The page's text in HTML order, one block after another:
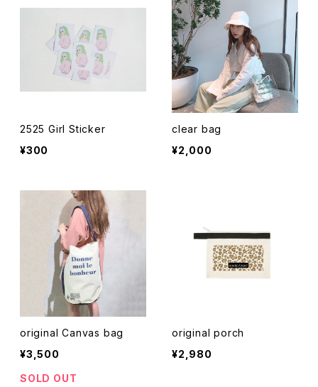
2525 Girl Sticker
¥300
clear bag
¥2,000
original Canvas bag
¥3,500
SOLD OUT
original porch
¥2,980